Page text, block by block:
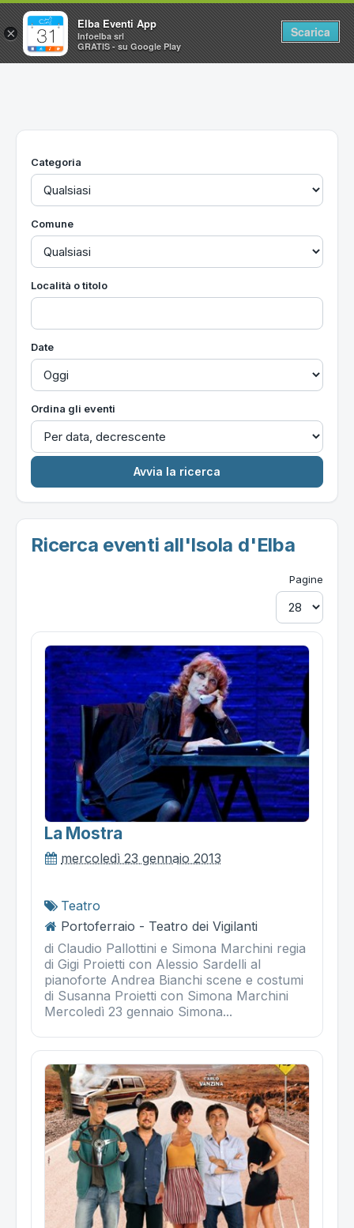
Home
Utilità
Categoria
Comune
Località o titolo
Date
Ordina gli eventi
Ricerca eventi all'Isola d'Elba
Pagine
La Mostra
mercoledì 23 gennaio 2013
Teatro
Portoferraio - Teatro dei Vigilanti
di Claudio Pallottini e Simona Marchini regia
di Gigi Proietti con Alessio Sardelli al
pianoforte Andrea Bianchi scene e costumi
di Susanna Proietti con Simona Marchini
Mercoledì 23 gennaio Simona...
×
Elba Eventi App
Infoelba srl
GRATIS - su Google Play
Scarica